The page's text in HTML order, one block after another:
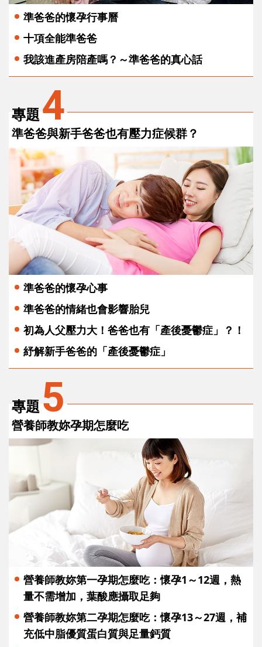
準爸爸的懷孕行事曆
十項全能準爸爸
我該進產房陪產嗎？～準爸爸的真心話
專題4
準爸爸與新手爸爸也有壓力症候群？
準爸爸的懷孕心事
準爸爸的情緒也會影響胎兒
初為人父壓力大！爸爸也有「產後憂鬱症」？！
紓解新手爸爸的「產後憂鬱症」
專題 5
營養師教妳孕期怎麼吃
營養師教妳第一孕期怎麼吃：懷孕1～12週，熱
量不需增加，葉酸應攝取足夠
營養師教妳第二孕期怎麼吃：懷孕13～27週，補
充低中脂優質蛋白質與足量鈣質